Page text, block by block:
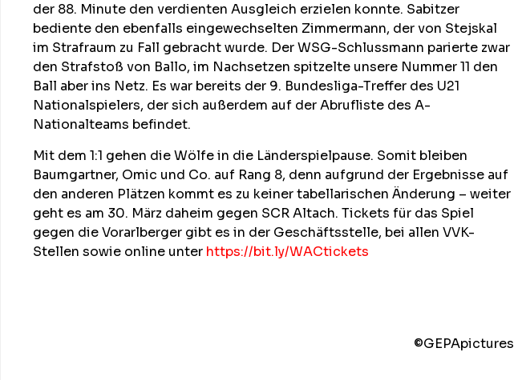
der 88. Minute den verdienten Ausgleich erzielen konnte. Sabitzer
bediente den ebenfalls eingewechselten Zimmermann, der von Stejskal
im Strafraum zu Fall gebracht wurde. Der WSG-Schlussmann parierte zwar
den Strafstoß von Ballo, im Nachsetzen spitzelte unsere Nummer 11 den
Ball aber ins Netz. Es war bereits der 9. Bundesliga-Treffer des U21
Nationalspielers, der sich außerdem auf der Abrufliste des A-
Nationalteams befindet.
Mit dem 1:1 gehen die Wölfe in die Länderspielpause. Somit bleiben
Baumgartner, Omic und Co. auf Rang 8, denn aufgrund der Ergebnisse auf
den anderen Plätzen kommt es zu keiner tabellarischen Änderung – weiter
geht es am 30. März daheim gegen SCR Altach. Tickets für das Spiel
gegen die Vorarlberger gibt es in der Geschäftsstelle, bei allen VVK-
Stellen sowie online unter https://bit.ly/WACtickets
©️GEPApictures